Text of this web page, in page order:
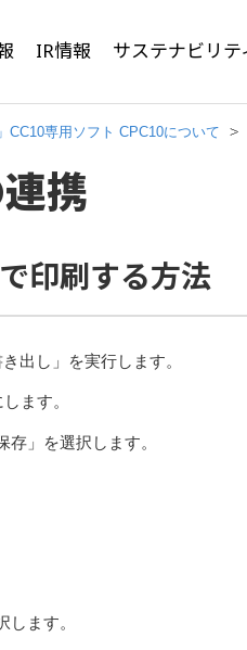
IR情報 サステナビリテ
CC10専用ソフト CPC10について
携
印刷する方法
出し」を実行します。
ます。
」を選択します。
ます。